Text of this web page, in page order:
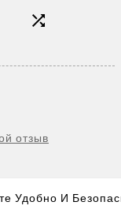

отзыв
Удобно И